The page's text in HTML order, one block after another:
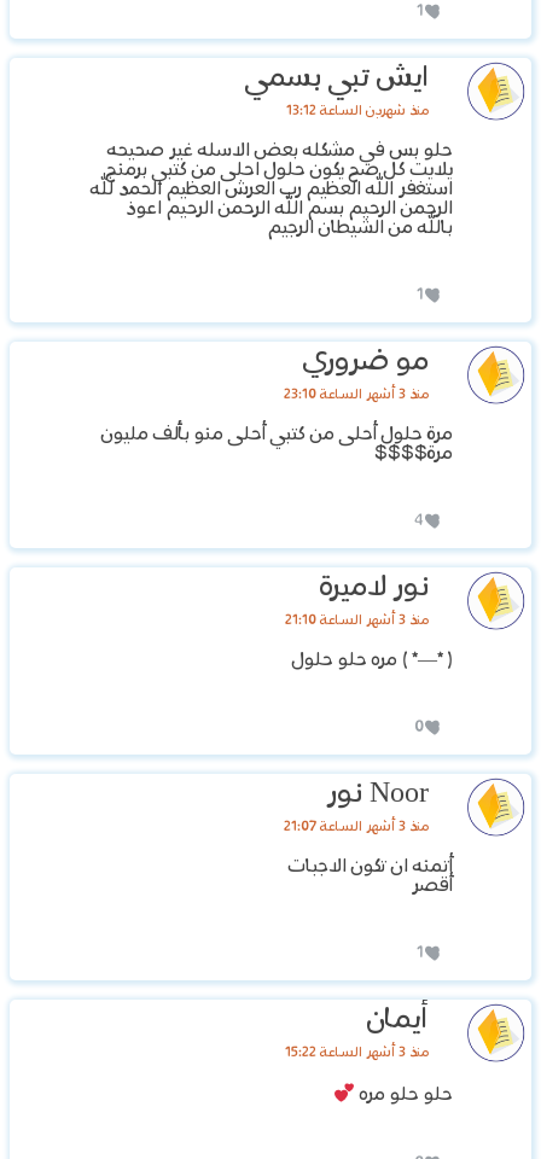
1
ايش تبي بسمي
منذ شهرين الساعة 13:12
حلو بس في مشكله بعض الاسله غير صحيحه
يلايت كل صح يكون حلول احلى من كتبي برمنج
استغفر الله العظيم رب العرش العظيم الحمد لله
الرحمن الرحيم بسم الله الرحمن الرحيم اعوذ
بالله من الشيطان الرجيم
1
مو ضروري
منذ 3 أشهر الساعة 23:10
مرة حلول أحلى من كتبي أحلى منو بألف مليون
مرة$$$$
4
نور لاميرة
منذ 3 أشهر الساعة 21:10
( *—* ) مره حلو حلول
0
Noor نور
منذ 3 أشهر الساعة 21:07
أتمنه ان تكون الاجبات
أقصر
1
أيمان
منذ 3 أشهر الساعة 15:22
حلو حلو مره